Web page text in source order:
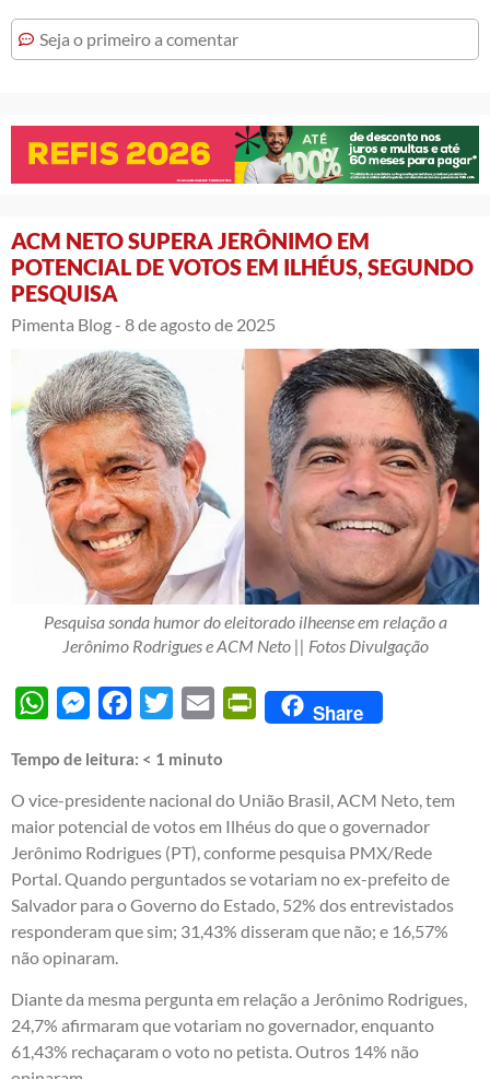
Seja o primeiro a comentar
ACM NETO SUPERA JERÔNIMO EM
POTENCIAL DE VOTOS EM ILHÉUS, SEGUNDO
PESQUISA
Pimenta Blog - 8 de agosto de 2025
Pesquisa sonda humor do eleitorado ilheense em relação a
Jerônimo Rodrigues e ACM Neto || Fotos Divulgação
WhatsAppMessengerFacebook
Twitter Email PrintFriendly
Share
Tempo de leitura: < 1 minuto
O vice-presidente nacional do União Brasil, ACM Neto, tem
maior potencial de votos em Ilhéus do que o governador
Jerônimo Rodrigues (PT), conforme pesquisa PMX/Rede
Portal. Quando perguntados se votariam no ex-prefeito de
Salvador para o Governo do Estado, 52% dos entrevistados
responderam que sim; 31,43% disseram que não; e 16,57%
não opinaram.
Diante da mesma pergunta em relação a Jerônimo Rodrigues,
24,7% afirmaram que votariam no governador, enquanto
61,43% rechaçaram o voto no petista. Outros 14% não